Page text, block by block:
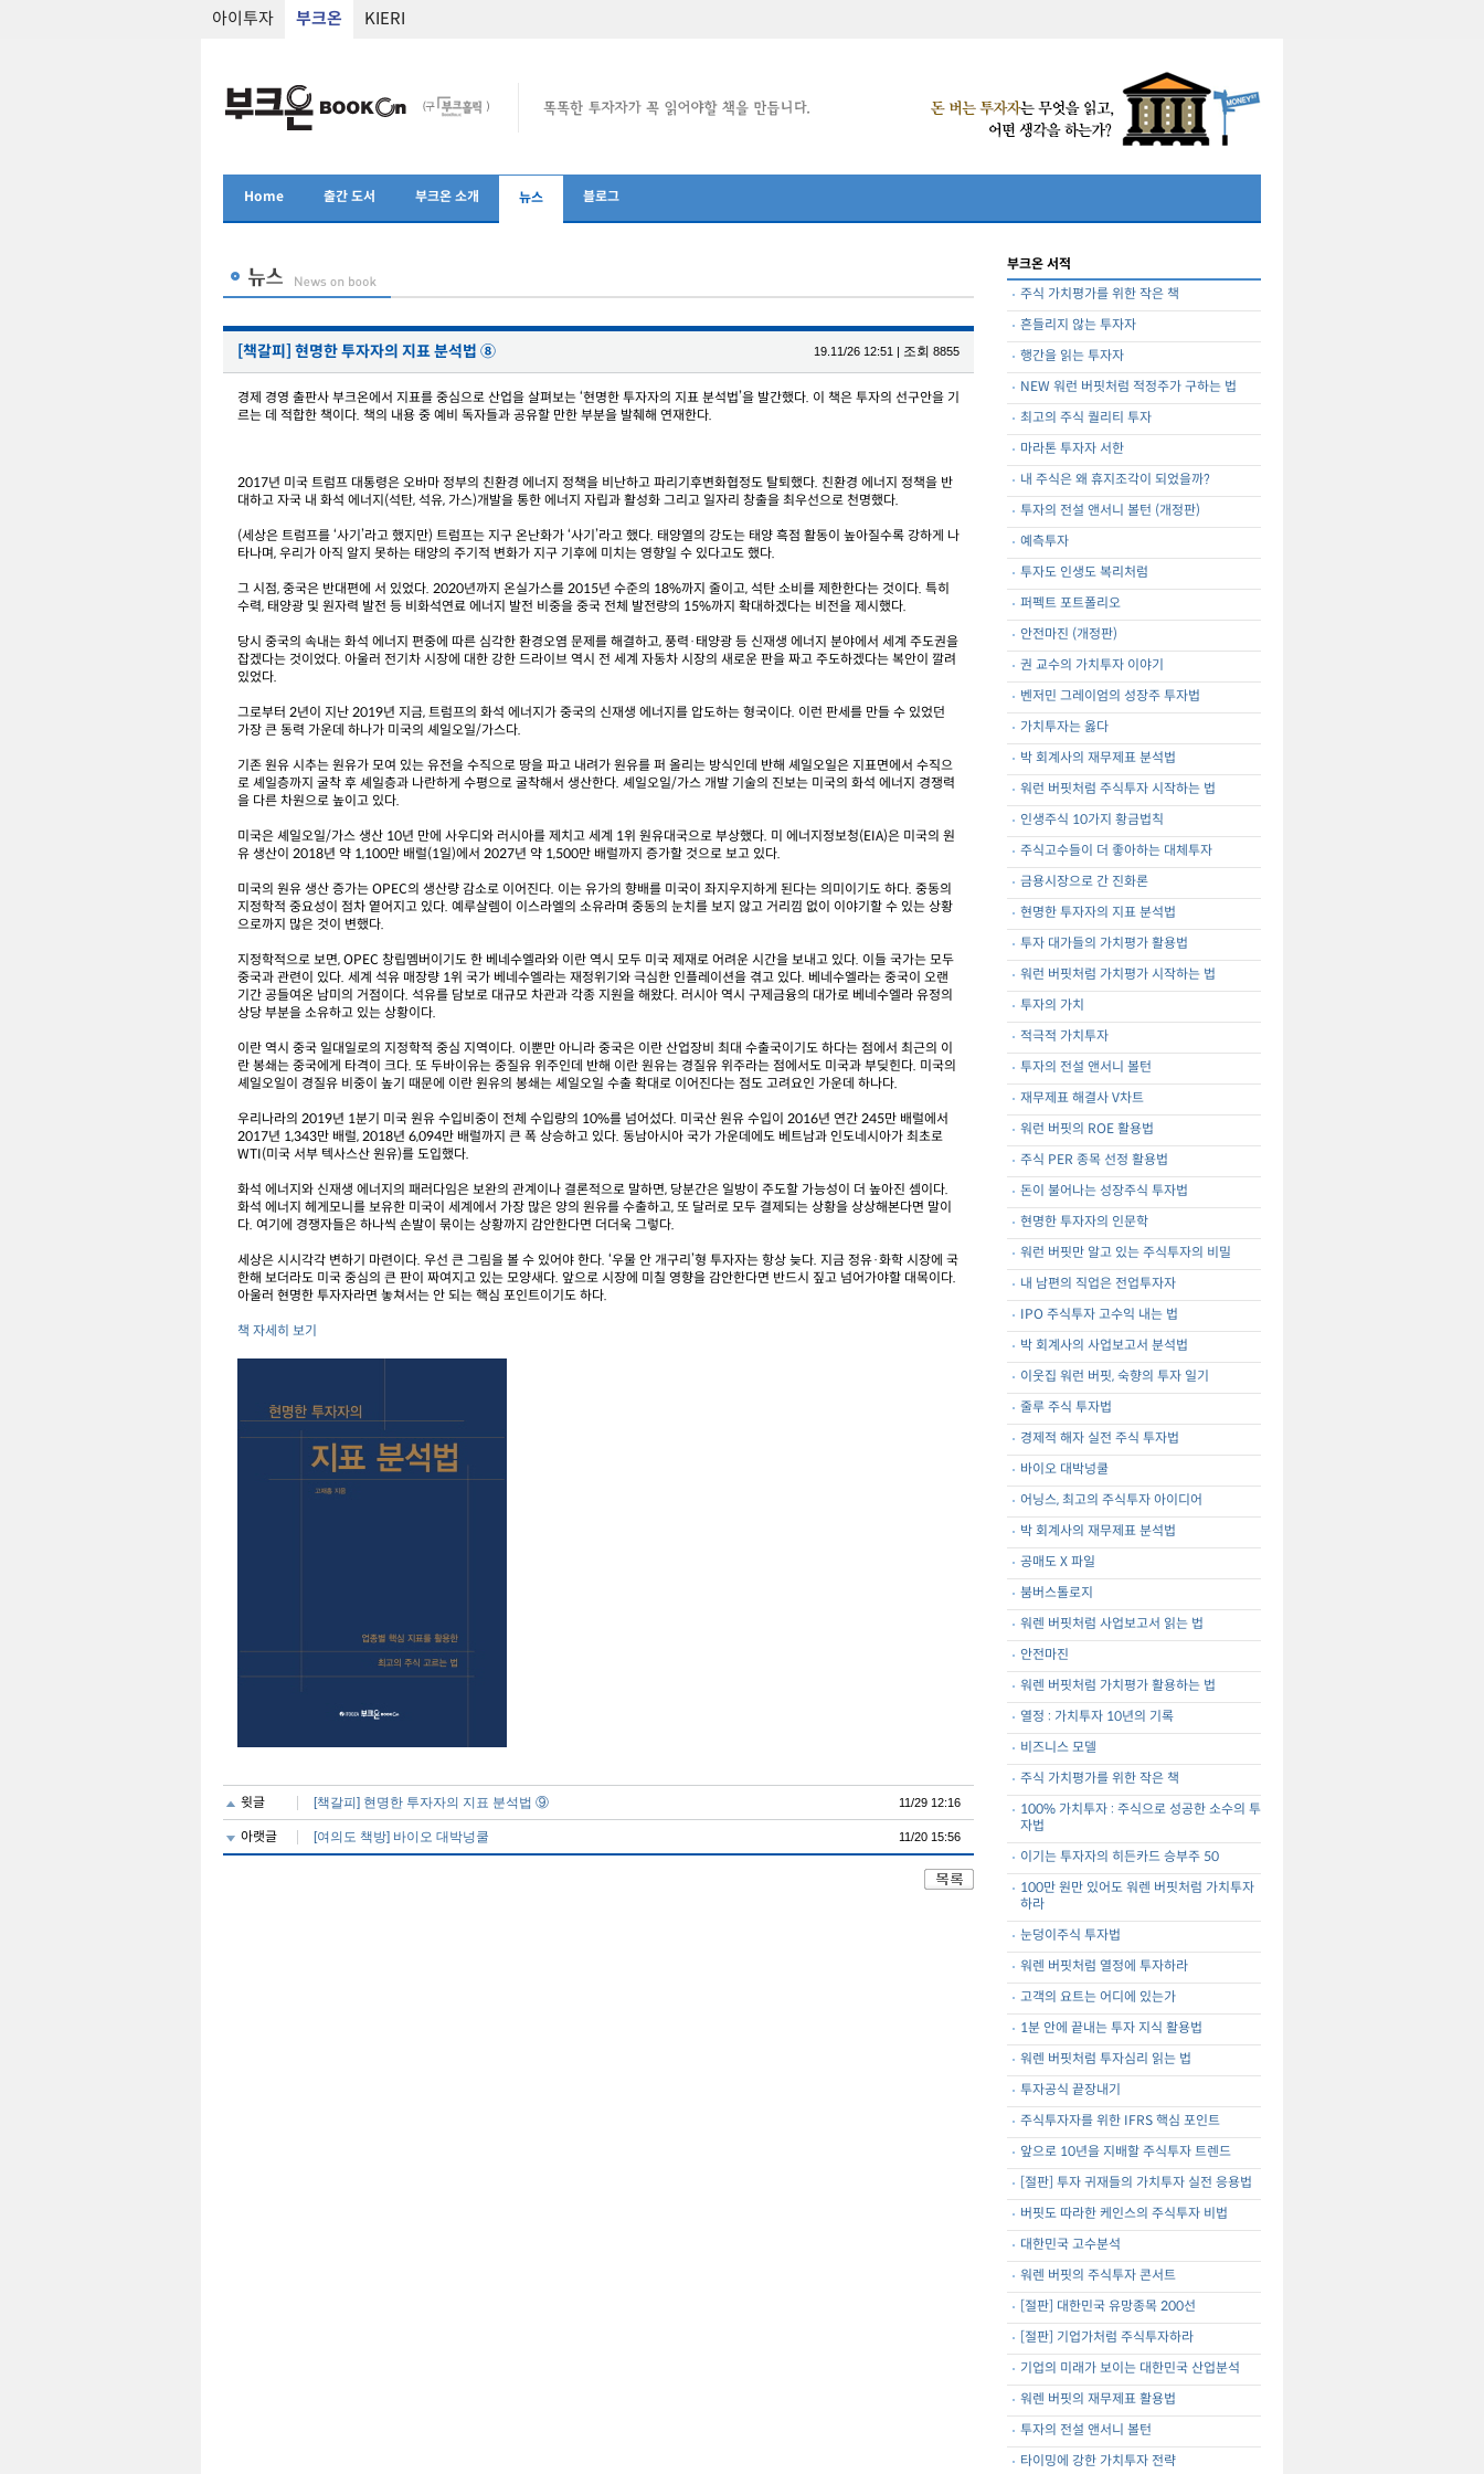
아이투자 부크온 KIERI
Home 출간 도서 부크온 소개 뉴스 블로그
[책갈피] 현명한 투자자의 지표 분석법 ⑧ 19.11/26 12:51 | 조회 8855
경제 경영 출판사 부크온에서 지표를 중심으로 산업을 살펴보는 ‘현명한 투자자의 지표 분석법’을 발간했다. 이 책은 투자의 선구안을 기
르는 데 적합한 책이다. 책의 내용 중 예비 독자들과 공유할 만한 부분을 발췌해 연재한다.
2017년 미국 트럼프 대통령은 오바마 정부의 친환경 에너지 정책을 비난하고 파리기후변화협정도 탈퇴했다. 친환경 에너지 정책을 반
대하고 자국 내 화석 에너지(석탄, 석유, 가스)개발을 통한 에너지 자립과 활성화 그리고 일자리 창출을 최우선으로 천명했다.
(세상은 트럼프를 ‘사기’라고 했지만) 트럼프는 지구 온난화가 ‘사기’라고 했다. 태양열의 강도는 태양 흑점 활동이 높아질수록 강하게 나
타나며, 우리가 아직 알지 못하는 태양의 주기적 변화가 지구 기후에 미치는 영향일 수 있다고도 했다.
그 시점, 중국은 반대편에 서 있었다. 2020년까지 온실가스를 2015년 수준의 18%까지 줄이고, 석탄 소비를 제한한다는 것이다. 특히
수력, 태양광 및 원자력 발전 등 비화석연료 에너지 발전 비중을 중국 전체 발전량의 15%까지 확대하겠다는 비전을 제시했다.
당시 중국의 속내는 화석 에너지 편중에 따른 심각한 환경오염 문제를 해결하고, 풍력·태양광 등 신재생 에너지 분야에서 세계 주도권을
잡겠다는 것이었다. 아울러 전기차 시장에 대한 강한 드라이브 역시 전 세계 자동차 시장의 새로운 판을 짜고 주도하겠다는 복안이 깔려
있었다.
그로부터 2년이 지난 2019년 지금, 트럼프의 화석 에너지가 중국의 신재생 에너지를 압도하는 형국이다. 이런 판세를 만들 수 있었던
가장 큰 동력 가운데 하나가 미국의 셰일오일/가스다.
기존 원유 시추는 원유가 모여 있는 유전을 수직으로 땅을 파고 내려가 원유를 퍼 올리는 방식인데 반해 셰일오일은 지표면에서 수직으
로 셰일층까지 굴착 후 셰일층과 나란하게 수평으로 굴착해서 생산한다. 셰일오일/가스 개발 기술의 진보는 미국의 화석 에너지 경쟁력
을 다른 차원으로 높이고 있다.
미국은 셰일오일/가스 생산 10년 만에 사우디와 러시아를 제치고 세계 1위 원유대국으로 부상했다. 미 에너지정보청(EIA)은 미국의 원
유 생산이 2018년 약 1,100만 배럴(1일)에서 2027년 약 1,500만 배럴까지 증가할 것으로 보고 있다.
미국의 원유 생산 증가는 OPEC의 생산량 감소로 이어진다. 이는 유가의 향배를 미국이 좌지우지하게 된다는 의미이기도 하다. 중동의
지정학적 중요성이 점차 옅어지고 있다. 예루살렘이 이스라엘의 소유라며 중동의 눈치를 보지 않고 거리낌 없이 이야기할 수 있는 상황
으로까지 많은 것이 변했다.
지정학적으로 보면, OPEC 창립멤버이기도 한 베네수엘라와 이란 역시 모두 미국 제재로 어려운 시간을 보내고 있다. 이들 국가는 모두
중국과 관련이 있다. 세계 석유 매장량 1위 국가 베네수엘라는 재정위기와 극심한 인플레이션을 겪고 있다. 베네수엘라는 중국이 오랜
기간 공들여온 남미의 거점이다. 석유를 담보로 대규모 차관과 각종 지원을 해왔다. 러시아 역시 구제금융의 대가로 베네수엘라 유정의
상당 부분을 소유하고 있는 상황이다.
이란 역시 중국 일대일로의 지정학적 중심 지역이다. 이뿐만 아니라 중국은 이란 산업장비 최대 수출국이기도 하다는 점에서 최근의 이
란 봉쇄는 중국에게 타격이 크다. 또 두바이유는 중질유 위주인데 반해 이란 원유는 경질유 위주라는 점에서도 미국과 부딪힌다. 미국의
셰일오일이 경질유 비중이 높기 때문에 이란 원유의 봉쇄는 셰일오일 수출 확대로 이어진다는 점도 고려요인 가운데 하나다.
우리나라의 2019년 1분기 미국 원유 수입비중이 전체 수입량의 10%를 넘어섰다. 미국산 원유 수입이 2016년 연간 245만 배럴에서
2017년 1,343만 배럴, 2018년 6,094만 배럴까지 큰 폭 상승하고 있다. 동남아시아 국가 가운데에도 베트남과 인도네시아가 최초로
WTI(미국 서부 텍사스산 원유)를 도입했다.
화석 에너지와 신재생 에너지의 패러다임은 보완의 관계이나 결론적으로 말하면, 당분간은 일방이 주도할 가능성이 더 높아진 셈이다.
화석 에너지 헤게모니를 보유한 미국이 세계에서 가장 많은 양의 원유를 수출하고, 또 달러로 모두 결제되는 상황을 상상해본다면 말이
다. 여기에 경쟁자들은 하나씩 손발이 묶이는 상황까지 감안한다면 더더욱 그렇다.
세상은 시시각각 변하기 마련이다. 우선 큰 그림을 볼 수 있어야 한다. ‘우물 안 개구리’형 투자자는 항상 늦다. 지금 정유·화학 시장에 국
한해 보더라도 미국 중심의 큰 판이 짜여지고 있는 모양새다. 앞으로 시장에 미칠 영향을 감안한다면 반드시 짚고 넘어가야할 대목이다.
아울러 현명한 투자자라면 놓쳐서는 안 되는 핵심 포인트이기도 하다.
책 자세히 보기
윗글 [책갈피] 현명한 투자자의 지표 분석법 ⑨ 11/29 12:16
아랫글 [여의도 책방] 바이오 대박넝쿨 11/20 15:56
부크온 서적
주식 가치평가를 위한 작은 책
흔들리지 않는 투자자
행간을 읽는 투자자
NEW 워런 버핏처럼 적정주가 구하는 법
최고의 주식 퀄리티 투자
마라톤 투자자 서한
내 주식은 왜 휴지조각이 되었을까?
투자의 전설 앤서니 볼턴 (개정판)
예측투자
투자도 인생도 복리처럼
퍼펙트 포트폴리오
안전마진 (개정판)
권 교수의 가치투자 이야기
벤저민 그레이엄의 성장주 투자법
가치투자는 옳다
박 회계사의 재무제표 분석법
워런 버핏처럼 주식투자 시작하는 법
인생주식 10가지 황금법칙
주식고수들이 더 좋아하는 대체투자
금용시장으로 간 진화론
현명한 투자자의 지표 분석법
투자 대가들의 가치평가 활용법
워런 버핏처럼 가치평가 시작하는 법
투자의 가치
적극적 가치투자
투자의 전설 앤서니 볼턴
재무제표 해결사 V차트
워런 버핏의 ROE 활용법
주식 PER 종목 선정 활용법
돈이 불어나는 성장주식 투자법
현명한 투자자의 인문학
워런 버핏만 알고 있는 주식투자의 비밀
내 남편의 직업은 전업투자자
IPO 주식투자 고수익 내는 법
박 회계사의 사업보고서 분석법
이웃집 워런 버핏, 숙향의 투자 일기
줄루 주식 투자법
경제적 해자 실전 주식 투자법
바이오 대박넝쿨
어닝스, 최고의 주식투자 아이디어
박 회계사의 재무제표 분석법
공매도 X 파일
붐버스톨로지
워렌 버핏처럼 사업보고서 읽는 법
안전마진
워렌 버핏처럼 가치평가 활용하는 법
열정 : 가치투자 10년의 기록
비즈니스 모델
주식 가치평가를 위한 작은 책
100% 가치투자 : 주식으로 성공한 소수의 투
자법
이기는 투자자의 히든카드 승부주 50
100만 원만 있어도 워렌 버핏처럼 가치투자
하라
눈덩이주식 투자법
워렌 버핏처럼 열정에 투자하라
고객의 요트는 어디에 있는가
1분 안에 끝내는 투자 지식 활용법
워렌 버핏처럼 투자심리 읽는 법
투자공식 끝장내기
주식투자자를 위한 IFRS 핵심 포인트
앞으로 10년을 지배할 주식투자 트렌드
[절판] 투자 귀재들의 가치투자 실전 응용법
버핏도 따라한 케인스의 주식투자 비법
대한민국 고수분석
워렌 버핏의 주식투자 콘서트
[절판] 대한민국 유망종목 200선
[절판] 기업가처럼 주식투자하라
기업의 미래가 보이는 대한민국 산업분석
워렌 버핏의 재무제표 활용법
투자의 전설 앤서니 볼턴
타이밍에 강한 가치투자 전략